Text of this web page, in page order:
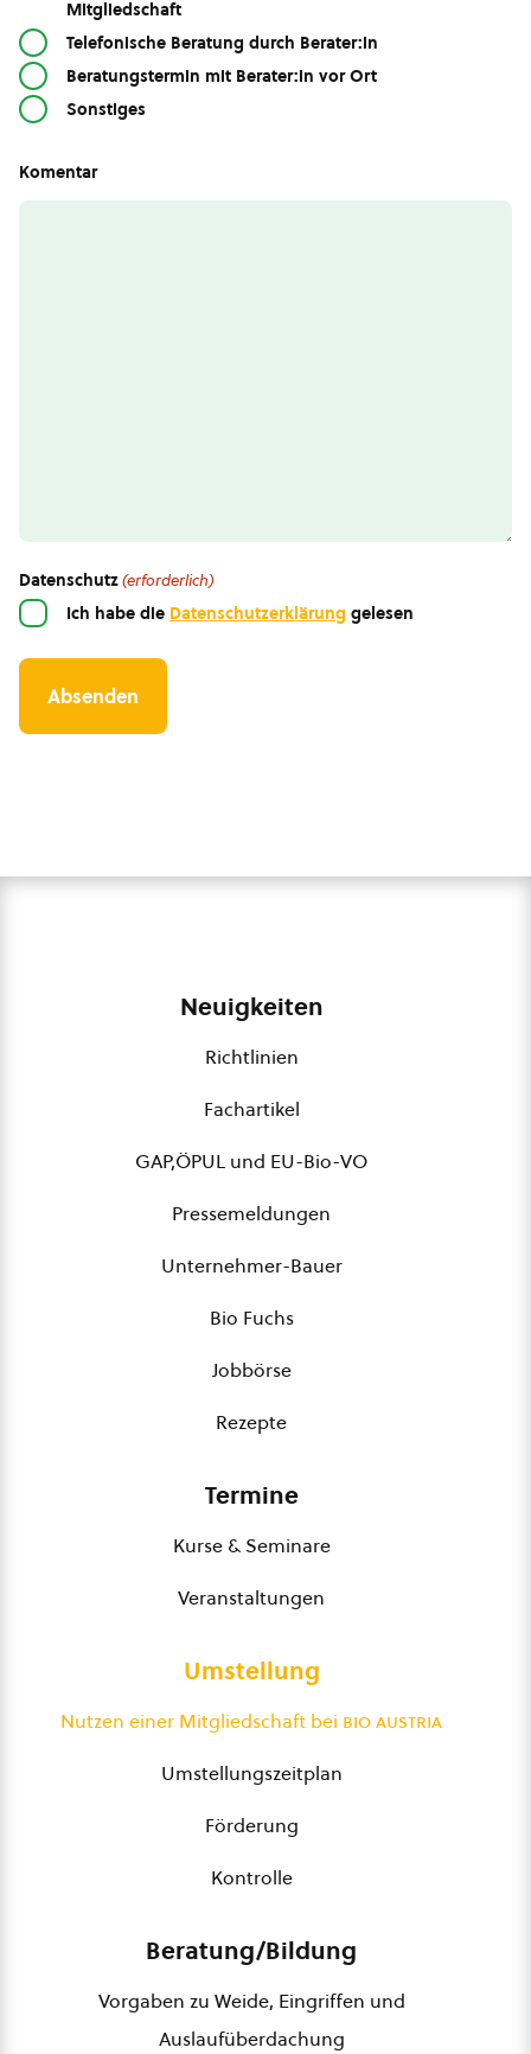
Mitgliedschaft
Telefonische Beratung durch Berater:in
Beratungstermin mit Berater:in vor Ort
Sonstiges
Komentar
Datenschutz(erforderlich)
Ich habe die Datenschutzerklärung gelesen
Neuigkeiten
Richtlinien
Fachartikel
GAP,ÖPUL und EU-Bio-VO
Pressemeldungen
Unternehmer-Bauer
Bio Fuchs
Jobbörse
Rezepte
Termine
Kurse & Seminare
Veranstaltungen
Umstellung
Nutzen einer Mitgliedschaft bei bio austria
Umstellungszeitplan
Förderung
Kontrolle
Beratung/Bildung
Vorgaben zu Weide, Eingriffen und
Auslaufüberdachung